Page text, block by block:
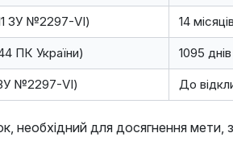
ЗУ №2297-VI) 14
ПК України) 1095
№2297-VI) До
необхідний для досягнення мети,